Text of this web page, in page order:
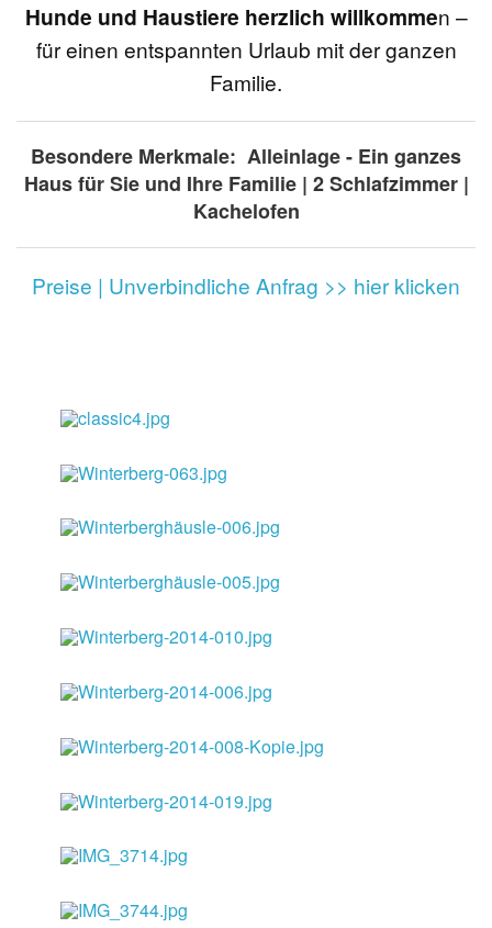
Hunde und Haustiere herzlich willkommen –
für einen entspannten Urlaub mit der ganzen
Familie.
Besondere Merkmale: Alleinlage - Ein ganzes
Haus für Sie und Ihre Familie | 2 Schlafzimmer |
Kachelofen
Preise | Unverbindliche Anfrag >> hier klicken